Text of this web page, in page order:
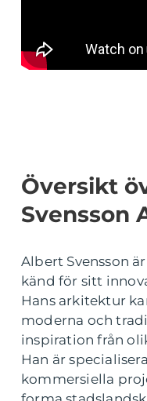
Översikt
Svensson
Albert Svensson
känd för sitt
Hans arkitektur
moderna och
inspiration från
Han är
kommersiella